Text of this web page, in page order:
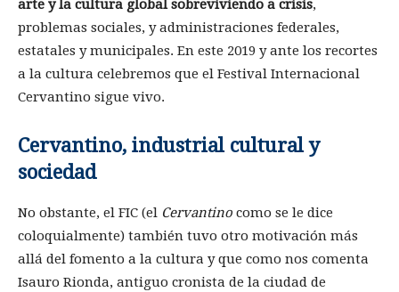
arte y la cultura global sobreviviendo a crisis,
problemas sociales, y administraciones federales,
estatales y municipales. En este 2019 y ante los recortes
a la cultura celebremos que el Festival Internacional
Cervantino sigue vivo.
Cervantino, industrial cultural y
sociedad
No obstante, el FIC (el Cervantino como se le dice
coloquialmente) también tuvo otro motivación más
allá del fomento a la cultura y que como nos comenta
Isauro Rionda, antiguo cronista de la ciudad de